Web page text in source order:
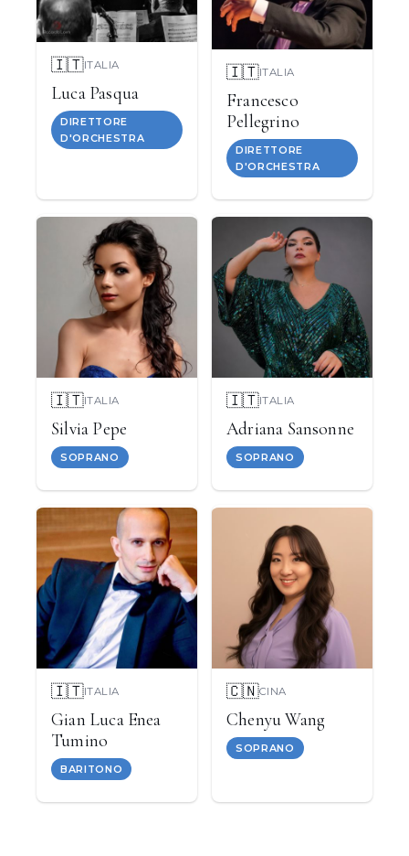
🇮🇹ITALIA
Luca Pasqua
DIRETTORE
D'ORCHESTRA
🇮🇹ITALIA
Francesco
Pellegrino
DIRETTORE
D'ORCHESTRA
🇮🇹ITALIA
Silvia Pepe
SOPRANO
🇮🇹ITALIA
Adriana Sansonne
SOPRANO
🇮🇹ITALIA
Gian Luca Enea
Tumino
BARITONO
🇨🇳CINA
Chenyu Wang
SOPRANO